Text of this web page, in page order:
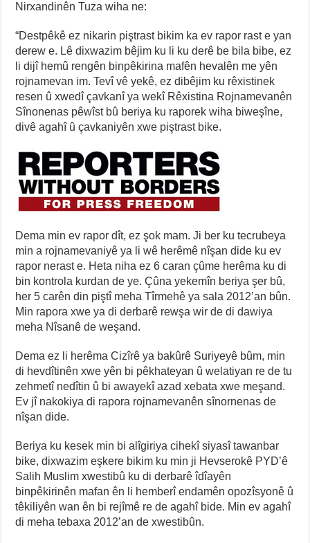
Nirxandinên Tuza wiha ne:
“Destpêkê ez nikarin piştrast bikim ka ev rapor rast e yan
derew e. Lê dixwazim bêjim ku li ku derê be bila bibe, ez
li dijî hemû rengên binpêkirina mafên hevalên me yên
rojnamevan im. Tevî vê yekê, ez dibêjim ku rêxistinek
resen û xwedî çavkanî ya wekî Rêxistina Rojnamevanên
Sînonenas pêwîst bû beriya ku raporek wiha biweşîne,
divê agahî û çavkaniyên xwe piştrast bike.
Dema min ev rapor dît, ez şok mam. Ji ber ku tecrubeya
min a rojnamevaniyê ya li wê herêmê nîşan dide ku ev
rapor nerast e. Heta niha ez 6 caran çûme herêma ku di
bin kontrola kurdan de ye. Çûna yekemîn beriya şer bû,
her 5 carên din piştî meha Tîrmehê ya sala 2012’an bûn.
Min rapora xwe ya di derbarê rewşa wir de di dawiya
meha Nîsanê de weşand.
Dema ez li herêma Cizîrê ya bakûrê Suriyeyê bûm, min
di hevdîtinên xwe yên bi pêkhateyan û welatiyan re de tu
zehmetî nedîtin û bi awayekî azad xebata xwe meşand.
Ev jî nakokiya di rapora rojnamevanên sînornenas de
nîşan dide.
Beriya ku kesek min bi alîgiriya cihekî siyasî tawanbar
bike, dixwazim eşkere bikim ku min ji Hevserokê PYD’ê
Salih Muslim xwestibû ku di derbarê îdîayên
binpêkirinên mafan ên li hemberî endamên opozîsyonê û
têkiliyên wan ên bi rejîmê re de agahî bide. Min ev agahî
di meha tebaxa 2012’an de xwestibûn.